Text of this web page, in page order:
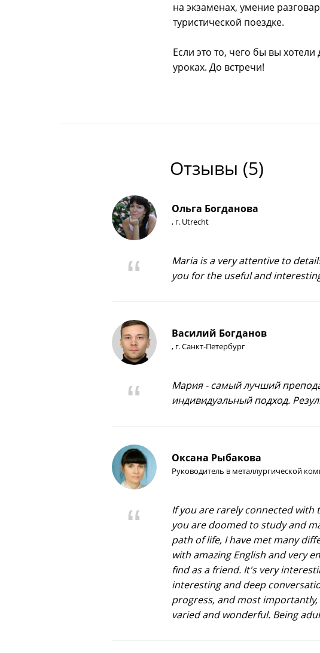
на экзаменах, умение
туристической поездке.
Если это то, чего бы вы
уроках. До встречи!
Отзывы (5)
Ольга Богданова
, г. Utrecht
Maria is a very attentive to
you for the useful and
Василий Богданов
, г. Санкт-Петербург
Мария - самый лучший
индивидуальный подход.
Оксана Рыбакова
Руководитель в металлургической
If you are rarely connected with
you are doomed to study and
path of life, I have met many
with amazing English and very
find as a friend. It's very
interesting and deep
progress, and most
varied and wonderful. Being